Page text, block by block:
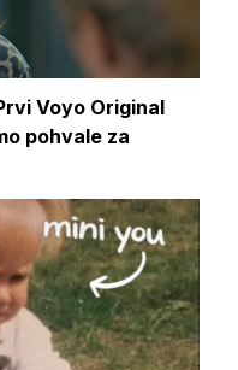
Voyo Original
pohvale za